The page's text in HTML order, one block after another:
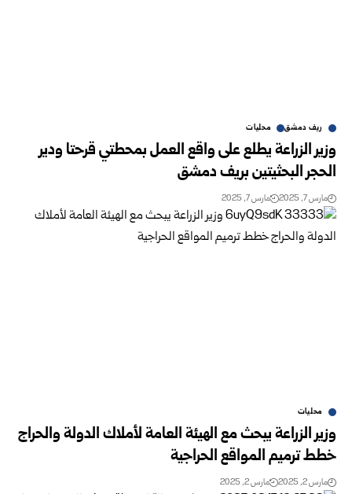
ريف دمشق محليات
وزير الزراعة يطلع على واقع العمل بمحطتي قرحتا ودير
الحجر ‏البحثيتين بريف دمشق ‏
مارس 7, 2025 مارس 7, 2025
محليات
وزير الزراعة يبحث مع الهيئة العامة لأملاك الدولة والحراج
خطط ترميم المواقع الحراجية
مارس 2, 2025 مارس 2, 2025